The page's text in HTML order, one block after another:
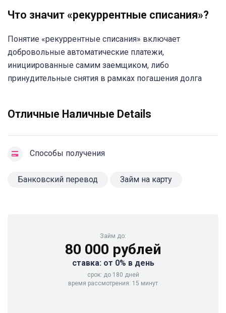
Что значит «рекуррентные списания»?
Понятие «рекуррентные списания» включает
добровольные автоматические платежи,
инициированные самим заемщиком, либо
принудительные снятия в рамках погашения долга
Отличные Наличные Details
Способы получения
Банковский перевод Займ на карту
Займ до:
80 000 рублей
ставка: от 0% в день
срок: до 180 дней
время рассмотрения: 15 минут